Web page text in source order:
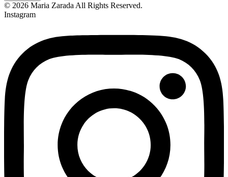
© 2026 Maria Zarada All Rights Reserved.
Instagram